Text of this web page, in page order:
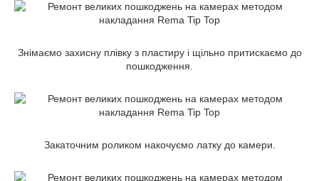
Знімаємо захисну плівку з пластиру і щільно притискаємо до
пошкодження.
Закаточним роликом накочуємо латку до камери.